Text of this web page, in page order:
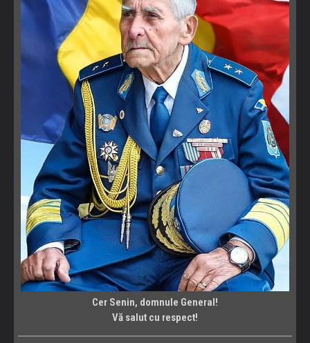
Cer Senin, domnule General!
Vă salut cu respect!